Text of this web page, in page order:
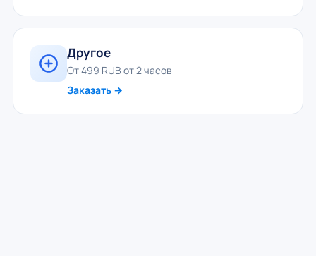
Другое
От 499 RUB от 2 часов
Заказать →